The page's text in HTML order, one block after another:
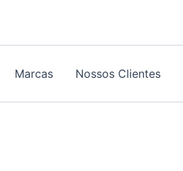
Marcas Nossos Clientes